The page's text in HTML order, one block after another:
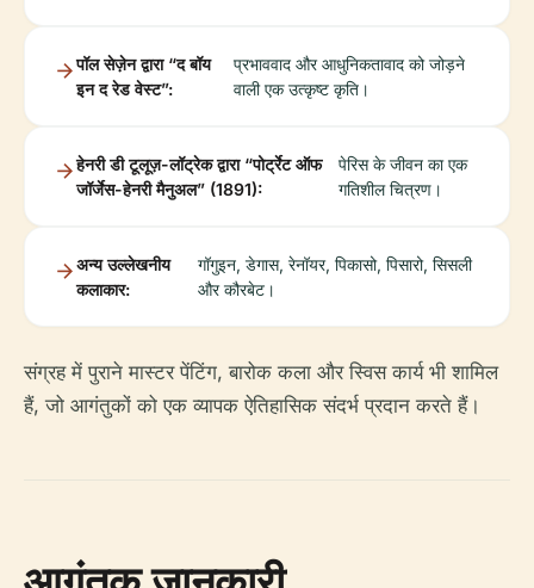
पॉल सेज़ेन द्वारा “द बॉय
इन द रेड वेस्ट”:
प्रभाववाद और आधुनिकतावाद को जोड़ने
वाली एक उत्कृष्ट कृति।
हेनरी डी टूलूज़-लॉट्रेक द्वारा “पोर्ट्रेट ऑफ
जॉर्जेस-हेनरी मैनुअल” (1891):
पेरिस के जीवन का एक
गतिशील चित्रण।
अन्य उल्लेखनीय
कलाकार:
गॉगुइन, डेगास, रेनॉयर, पिकासो, पिसारो, सिसली
और कौरबेट।
संग्रह में पुराने मास्टर पेंटिंग, बारोक कला और स्विस कार्य भी शामिल
हैं, जो आगंतुकों को एक व्यापक ऐतिहासिक संदर्भ प्रदान करते हैं।